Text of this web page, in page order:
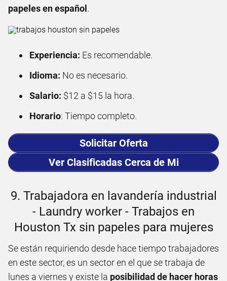
papeles en español .
Experiencia: Es recomendable.
Idioma: No es necesario.
Salario: $12 a $15 la hora.
Horario: Tiempo completo.
Solicitar Oferta
Ver Clasificadas Cerca de Mi
9. Trabajadora en lavandería industrial
- Laundry worker - Trabajos en
Houston Tx sin papeles para mujeres
Se están requiriendo desde hace tiempo trabajadores
en este sector, es un sector en el que se trabaja de
lunes a viernes y existe la posibilidad de hacer horas